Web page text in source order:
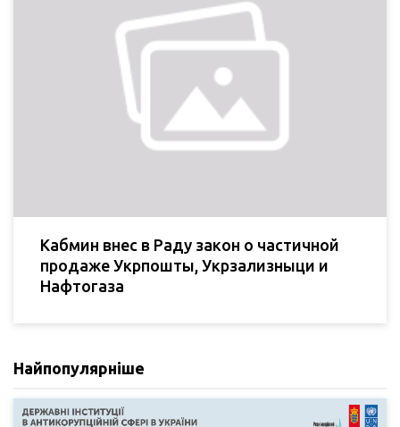
Кабмин внес в Раду закон о частичной
продаже Укрпошты, Укрзализныци и
Нафтогаза
Найпопулярніше